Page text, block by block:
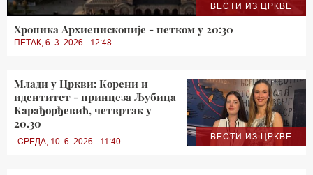
ВЕСТИ ИЗ ЦРКВЕ
Хроника Архиепископије - петком у 20:30
ПЕТАК, 6. 3. 2026 - 12:48
ВЕСТИ ИЗ ЦРКВЕ
Млади у Цркви: Корени и
идентитет - принцеза Љубица
Карађорђевић, четвртак у
20.30
СРЕДА, 10. 6. 2026 - 11:40